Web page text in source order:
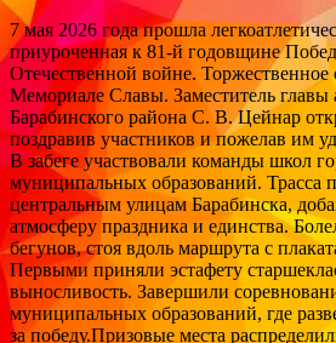
7 мая 2026 года прошла
приуроченная к 81-й годовщине
Отечественной войне. Торжественное
Мемориале Славы. Заместитель главы
Барабинского района С. В. Цейнар
поздравив участников и пожелав им
В забеге участвовали команды школ
муниципальных образований. Трасса
центральным улицам Барабинска,
атмосферу праздника и единства.
бегунов, стоя вдоль маршрута с
Первыми приняли эстафету
выносливость. Завершили
муниципальных образований, где
за победу.Призовые места